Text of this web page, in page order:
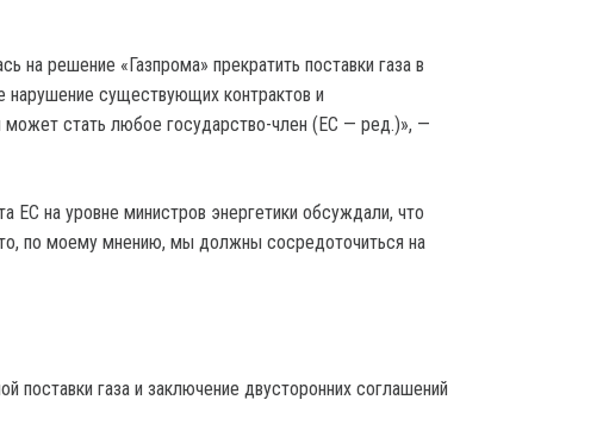
на решение «Газпрома» прекратить поставки газа в
нарушение существующих контрактов и
стать любое государство-член (ЕС — ред.)», —
ЕС на уровне министров энергетики обсуждали, что
по моему мнению, мы должны сосредоточиться на
поставки газа и заключение двусторонних соглашений